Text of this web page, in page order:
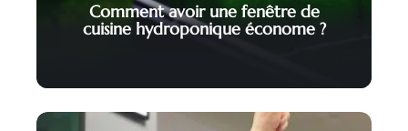
Comment avoir une fenêtre de
cuisine hydroponique économe ?